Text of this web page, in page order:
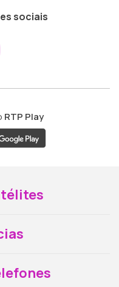
sociais
ao
RTP Play